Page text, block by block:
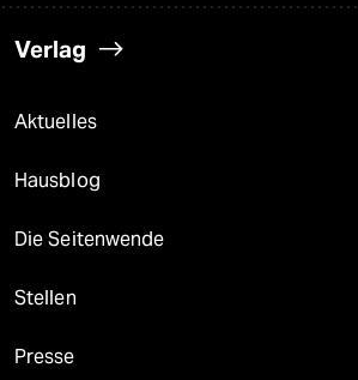
Verlag
Aktuelles
Hausblog
Die Seitenwende
Stellen
Presse